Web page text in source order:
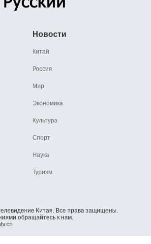
Новости
Китай
Россия
Мир
Экономика
Культура
Спорт
Наука
Туризм
Китая. Все права защищены.
обращайтесь к нам.